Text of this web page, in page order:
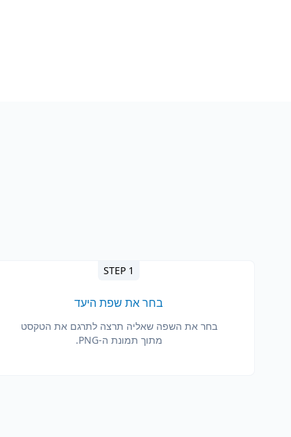
STEP 1
בחר את שפת היעד
בחר את השפה שאליה תרצה לתרגם את הטקסט
מתוך תמונת ה-PNG.